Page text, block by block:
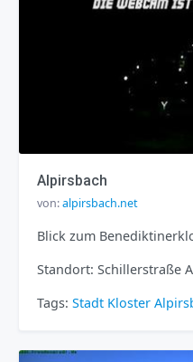
Alpirsbach
von:alpirsbach.net
Blick zum
Standort: Schillerstraße
Tags: Stadt Kloster